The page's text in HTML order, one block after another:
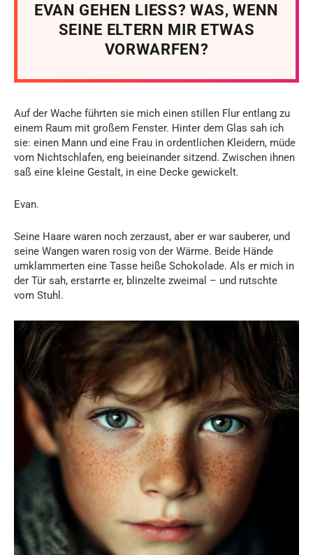
EVAN GEHEN LIESS? WAS, WENN
SEINE ELTERN MIR ETWAS
VORWARFEN?
Auf der Wache führten sie mich einen stillen Flur entlang zu
einem Raum mit großem Fenster. Hinter dem Glas sah ich
sie: einen Mann und eine Frau in ordentlichen Kleidern, müde
vom Nichtschlafen, eng beieinander sitzend. Zwischen ihnen
saß eine kleine Gestalt, in eine Decke gewickelt.
Evan.
Seine Haare waren noch zerzaust, aber er war sauberer, und
seine Wangen waren rosig von der Wärme. Beide Hände
umklammerten eine Tasse heiße Schokolade. Als er mich in
der Tür sah, erstarrte er, blinzelte zweimal – und rutschte
vom Stuhl.